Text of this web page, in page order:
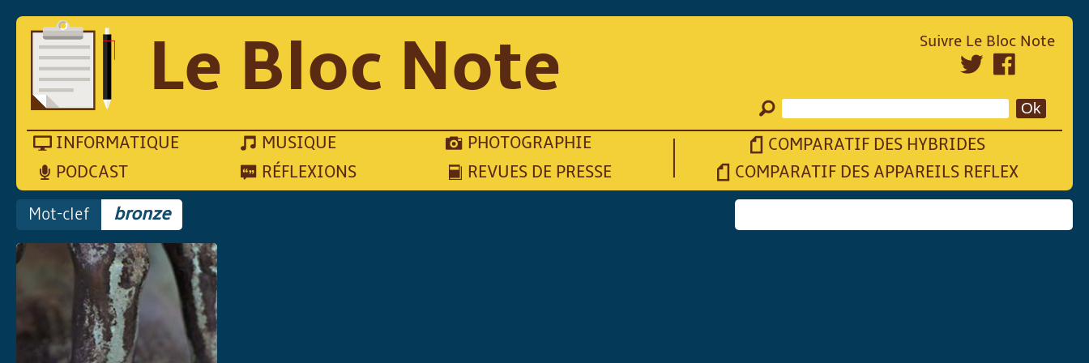
Le Bloc Note
INFORMATIQUE MUSIQUE
PHOTOGRAPHIE
PODCAST
RÉFLEXIONS REVUES DE PRESSE
COMPARATIF DES HYBRIDES
COMPARATIF DES APPAREILS REFLEX
Suivre Le Bloc Note
Mot-clef bronze